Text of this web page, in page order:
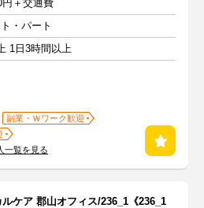
円＋交通費
・パート
1日3時間以上
副業・Ｗワーク歓迎
一覧を見る
ケア 郡山オフィス/236_1《236_1